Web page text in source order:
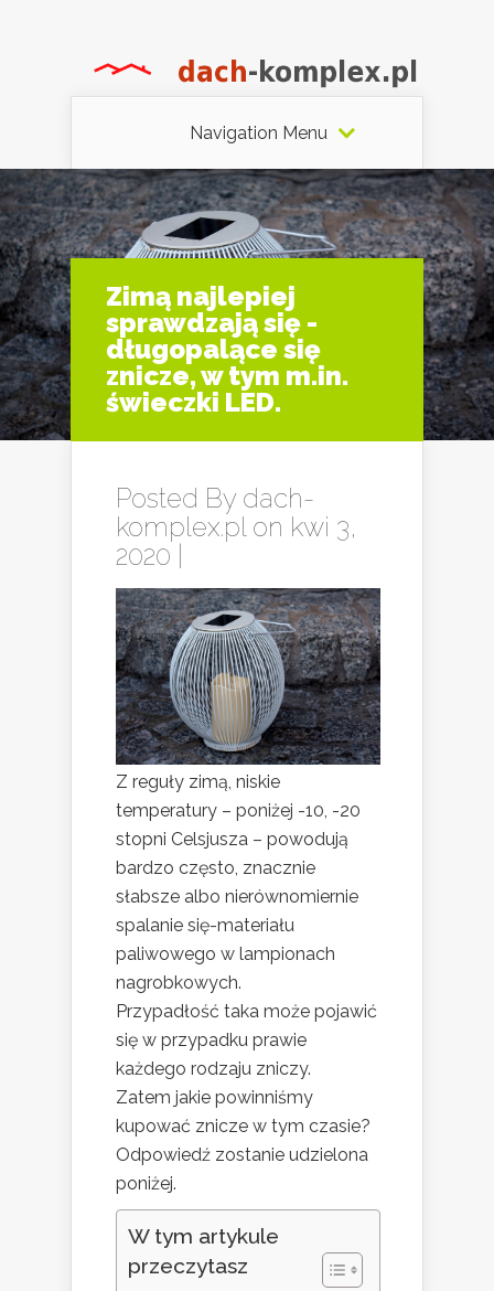
Navigation Menu
Zimą najlepiej
sprawdzają się -
długopalące się
znicze, w tym m.in.
świeczki LED.
Posted By dach-
komplex.plon kwi 3,
2020 |
Z reguły zimą, niskie
temperatury – poniżej -10, -20
stopni Celsjusza – powodują
bardzo często, znacznie
słabsze albo nierównomiernie
spalanie się-materiału
paliwowego w lampionach
nagrobkowych.
Przypadłość taka może pojawić
się w przypadku prawie
każdego rodzaju zniczy.
Zatem jakie powinniśmy
kupować znicze w tym czasie?
Odpowiedź zostanie udzielona
poniżej.
W tym artykule
przeczytasz